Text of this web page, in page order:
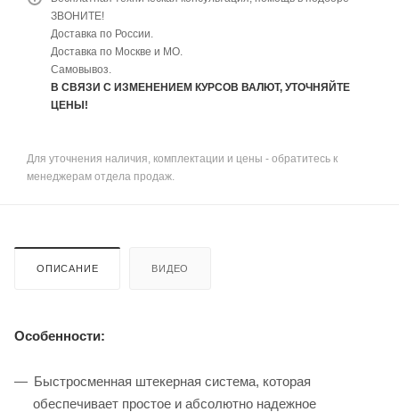
ЗВОНИТЕ!
Доставка по России.
Доставка по Москве и МО.
Самовывоз.
В СВЯЗИ С ИЗМЕНЕНИЕМ КУРСОВ ВАЛЮТ, УТОЧНЯЙТЕ
ЦЕНЫ!
Для уточнения наличия, комплектации и цены - обратитесь к
менеджерам отдела продаж.
ОПИСАНИЕ ВИДЕО
Особенности:
Быстросменная штекерная система, которая
обеспечивает простое и абсолютно надежное